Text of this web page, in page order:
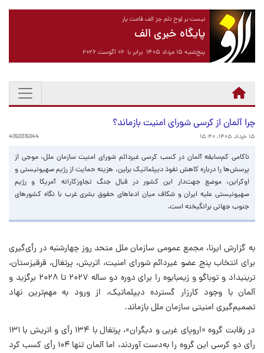
نیست بر لوح دلم جز الف قامت یار
پایگاه خبری الف
پنج‌شنبه ۱۵ مرداد ۱۴۰۵ برابر با ۰۶ آگوست ۲۰۲۶
چرا آلمان از کرسی شورای امنیت بازماند؟
۱۵ خرداد ۱۴۰۵، ۱۵:۴۰ 4050315044
ناکامی کم‌سابقه آلمان در کسب کرسی غیردائم شورای امنیت سازمان ملل، موجی از
پرسش‌ها را درباره کاهش نفوذ دیپلماتیک برلین، هزینه حمایت از رژیم صهیونیستی و
اوکراین، موضع جهت‌دار این کشور در قبال جنگ تجاوزکارانه آمریکا و رژیم
صهیونیستی علیه ایران و شکاف میان ادعاهای حقوق‌ بشری غرب با نگاه کشورهای
جنوب جهانی برانگیخته است.
به گزارش ایرنا، مجمع عمومی سازمان ملل متحد روز چهارشنبه در رأی‌گیری
برای انتخاب پنج عضو غیردائم شورای امنیت، اتریش، پرتغال، قرقیزستان،
ترینیداد و توباگو و زیمبابوه را برای دوره دو ساله ۲۰۲۷ تا ۲۰۲۸ برگزید و
آلمان با وجود کارزار گسترده دیپلماتیک، از ورود به مهم‌ترین نهاد
تصمیم‌گیری امنیتی سازمان ملل بازماند.
در رقابت گروه «اروپای غربی و دیگران»، پرتغال با ۱۳۴ رأی و اتریش با ۱۳۱
رأی دو کرسی این گروه را به‌دست آوردند، اما آلمان تنها ۱۰۴ رأی کسب کرد